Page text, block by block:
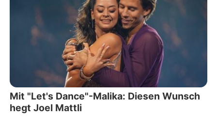
Mit "Let's Dance"-Malika: Diesen Wunsch
hegt Joel Mattli